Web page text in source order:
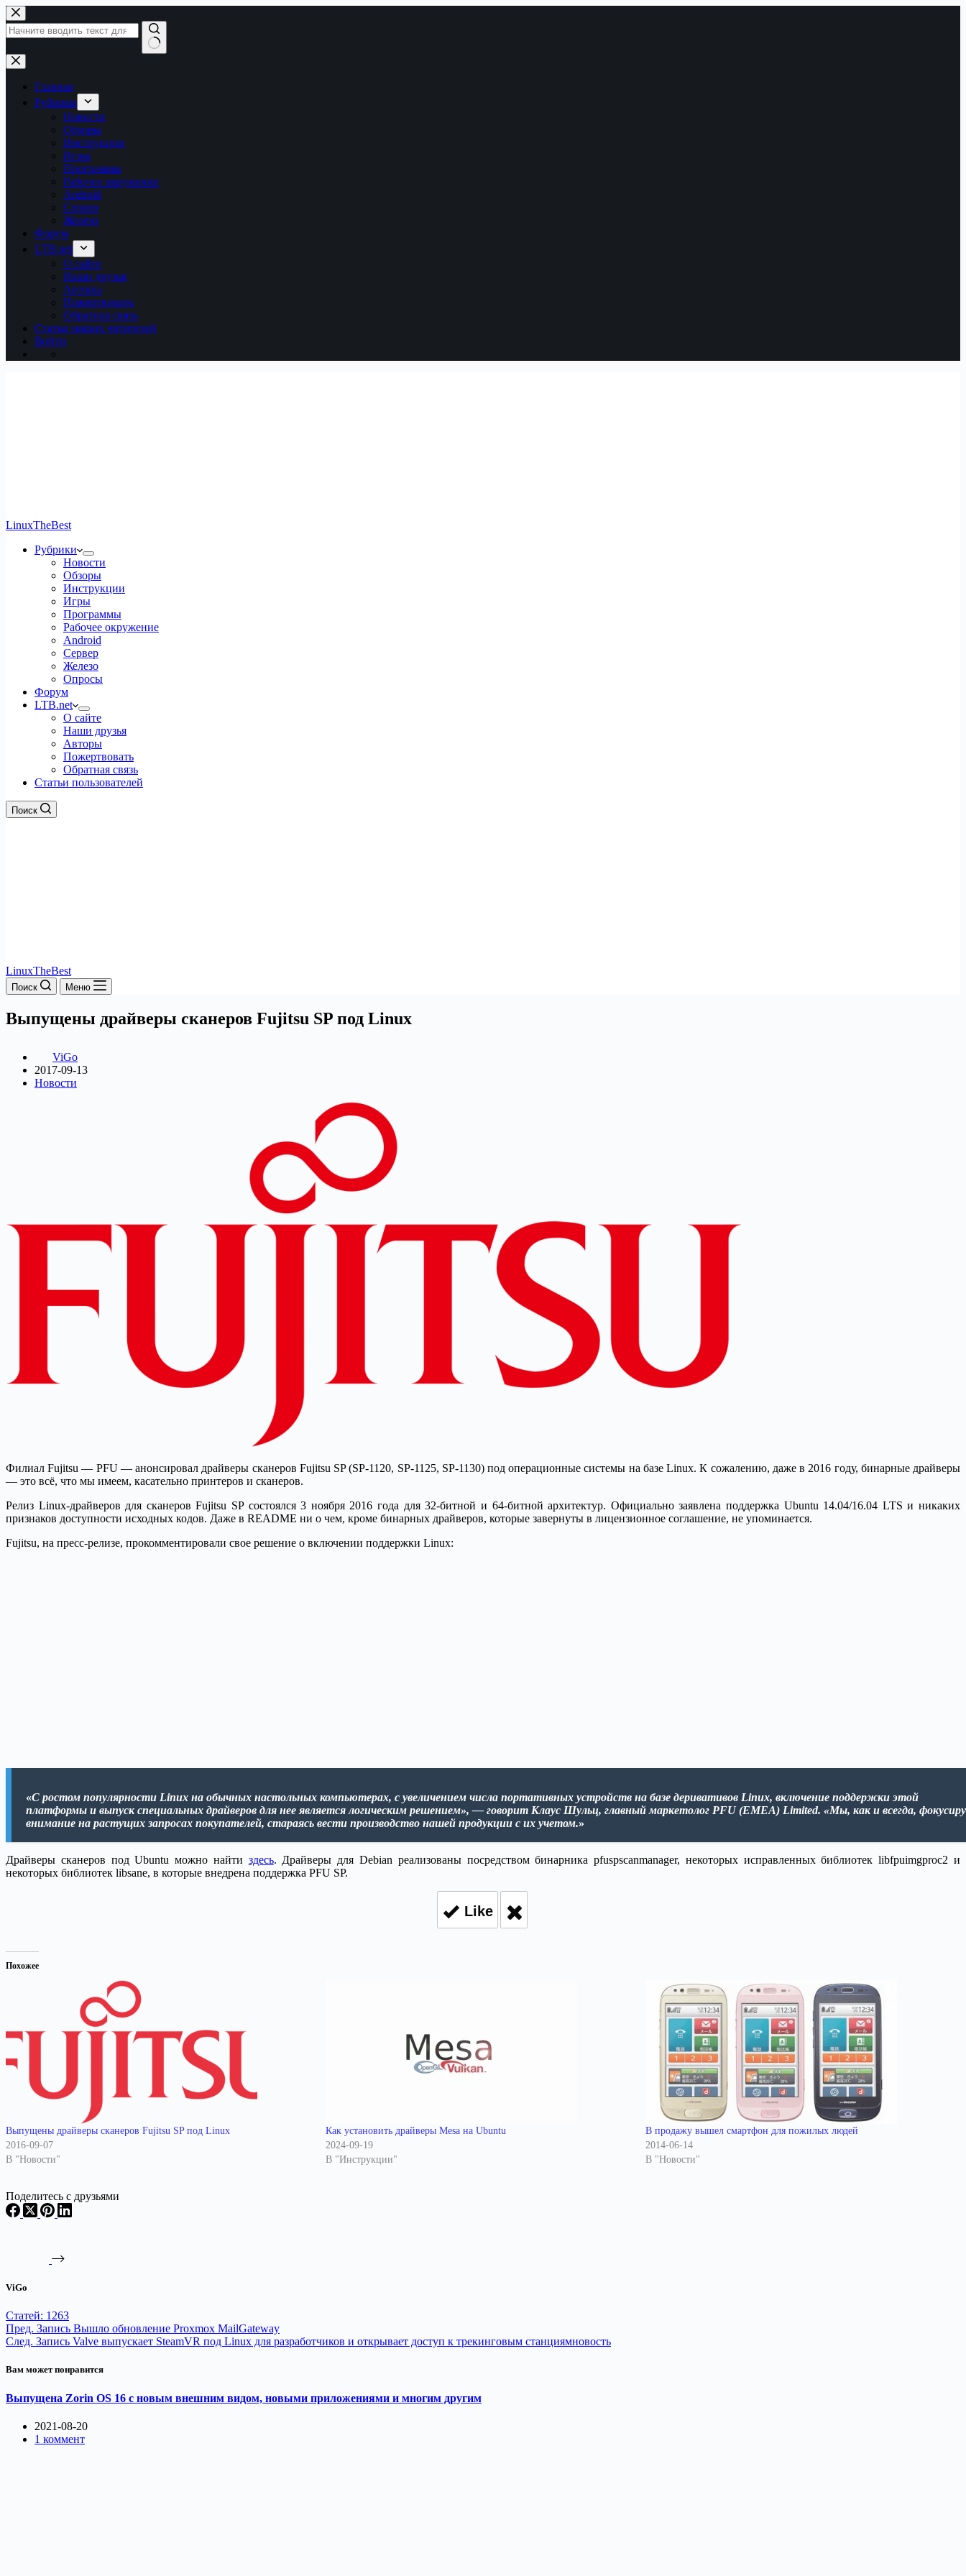
Перейти
к
сути
Ничего
не
найденоГлавная
Рубрики
Новости
Обзоры
Инструкции
Игры
Программы
Рабочее окружение
Android
Сервер
Железо
Форум
LTB.net
О сайте
Наши друзья
Авторы
Пожертвовать
Обратная связь
Статьи наших читателей
Войти
LinuxTheBest
Рубрики
Новости
Обзоры
Инструкции
Игры
Программы
Рабочее окружение
Android
Сервер
Железо
Опросы
Форум
LTB.net
О сайте
Наши друзья
Авторы
Пожертвовать
Обратная связь
Статьи пользователей
Поиск
LinuxTheBest
Поиск Меню
Выпущены драйверы сканеров Fujitsu SP под Linux
ViGo
2017-09-13
Новости
Филиал Fujitsu — PFU — анонсировал драйверы сканеров Fujitsu SP (SP-1120, SP-1125, SP-1130) под операционные системы на базе Linux. К сожалению, даже в 2016 году, бинарные драйверы
— это всё, что мы имеем, касательно принтеров и сканеров.
Релиз Linux-драйверов для сканеров Fujitsu SP состоялся 3 ноября 2016 года для 32-битной и 64-битной архитектур. Официально заявлена поддержка Ubuntu 14.04/16.04 LTS и никаких
признаков доступности исходных кодов. Даже в README ни о чем, кроме бинарных драйверов, которые завернуты в лицензионное соглашение, не упоминается.
Fujitsu, на пресс-релизе, прокомментировали свое решение о включении поддержки Linux:
«С ростом популярности Linux на обычных настольных компьютерах, с увеличением числа портативных устройств на базе деривативов Linux, включение поддержки этой
платформы и выпуск специальных драйверов для нее является логическим решением», — говорит Клаус Шульц, главный маркетолог PFU (EMEA) Limited. «Мы, как и всегда,
внимание на растущих запросах покупателей, стараясь вести производство нашей продукции с их учетом.»
Драйверы сканеров под Ubuntu можно найти здесь. Драйверы для Debian реализованы посредством бинарника pfuspscanmanager, некоторых исправленных библиотек libfpuimgproc2 и
некоторых библиотек libsane, в которые внедрена поддержка PFU SP.
Like
Похожее
Выпущены драйверы сканеров Fujitsu SP под Linux
2016-09-07
В "Новости"
Как установить драйверы Mesa на Ubuntu
2024-09-19
В "Инструкции"
В продажу вышел смартфон для пожилых людей
2014-06-14
В "Новости"
Поделитесь с друзьями
ViGo
Статей: 1263
Пред. Запись Вышло обновление Proxmox MailGateway
След. Запись Valve выпускает SteamVR под Linux для разработчиков и открывает доступ к трекинговым станциямновость
Вам может понравится
Выпущена Zorin OS 16 с новым внешним видом, новыми приложениями и многим другим
2021-08-20
1 коммент